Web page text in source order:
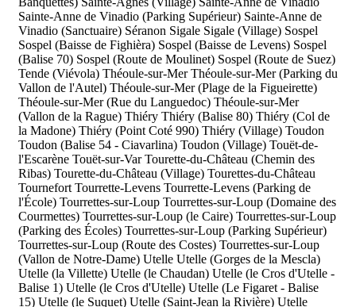
Sainte-Anne de Vinadio (Parking Supérieur) Sainte-Anne de
Vinadio (Sanctuaire) Séranon Sigale Sigale (Village) Sospel
Sospel (Baisse de Fighièra) Sospel (Baisse de Levens) Sospel
(Balise 70) Sospel (Route de Moulinet) Sospel (Route de Suez)
Tende (Viévola) Théoule-sur-Mer Théoule-sur-Mer (Parking du
Vallon de l'Autel) Théoule-sur-Mer (Plage de la Figueirette)
Théoule-sur-Mer (Rue du Languedoc) Théoule-sur-Mer
(Vallon de la Rague) Thiéry Thiéry (Balise 80) Thiéry (Col de
la Madone) Thiéry (Point Coté 990) Thiéry (Village) Toudon
Toudon (Balise 54 - Ciavarlina) Toudon (Village) Touët-de-
l'Escarène Touët-sur-Var Tourette-du-Château (Chemin des
Ribas) Tourette-du-Château (Village) Tourettes-du-Château
Tournefort Tourrette-Levens Tourrette-Levens (Parking de
l'École) Tourrettes-sur-Loup Tourrettes-sur-Loup (Domaine des
Courmettes) Tourrettes-sur-Loup (le Caire) Tourrettes-sur-Loup
(Parking des Écoles) Tourrettes-sur-Loup (Parking Supérieur)
Tourrettes-sur-Loup (Route des Costes) Tourrettes-sur-Loup
(Vallon de Notre-Dame) Utelle Utelle (Gorges de la Mescla)
Utelle (la Villette) Utelle (le Chaudan) Utelle (le Cros d'Utelle -
Balise 1) Utelle (le Cros d'Utelle) Utelle (Le Figaret - Balise
15) Utelle (le Suquet) Utelle (Saint-Jean la Rivière) Utelle